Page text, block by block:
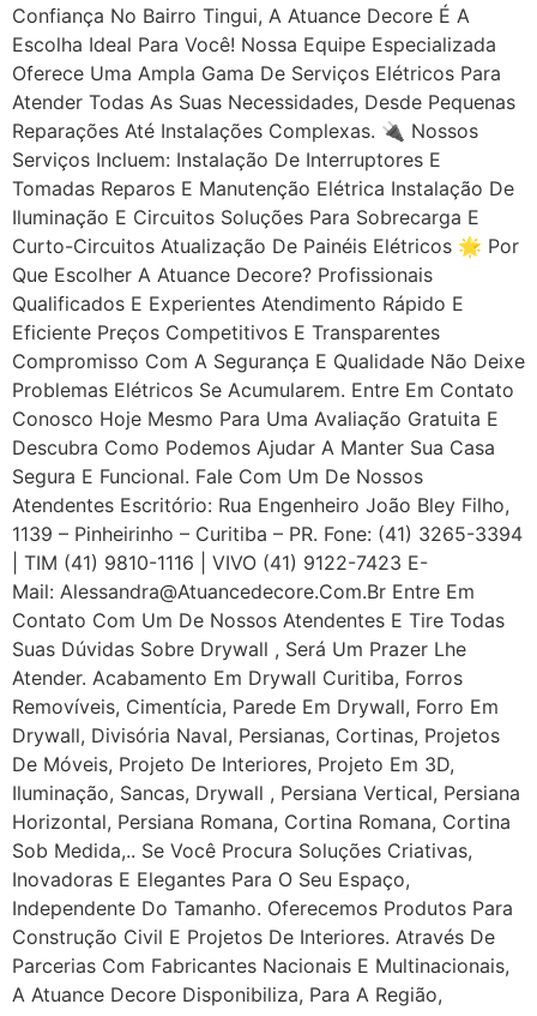
Confiança No Bairro Tingui, A Atuance Decore É A
Escolha Ideal Para Você! Nossa Equipe Especializada
Oferece Uma Ampla Gama De Serviços Elétricos Para
Atender Todas As Suas Necessidades, Desde Pequenas
Reparações Até Instalações Complexas. 🔌 Nossos
Serviços Incluem: Instalação De Interruptores E
Tomadas Reparos E Manutenção Elétrica Instalação De
Iluminação E Circuitos Soluções Para Sobrecarga E
Curto-Circuitos Atualização De Painéis Elétricos 🌟 Por
Que Escolher A Atuance Decore? Profissionais
Qualificados E Experientes Atendimento Rápido E
Eficiente Preços Competitivos E Transparentes
Compromisso Com A Segurança E Qualidade Não Deixe
Problemas Elétricos Se Acumularem. Entre Em Contato
Conosco Hoje Mesmo Para Uma Avaliação Gratuita E
Descubra Como Podemos Ajudar A Manter Sua Casa
Segura E Funcional. Fale Com Um De Nossos
Atendentes Escritório: Rua Engenheiro João Bley Filho,
1139 – Pinheirinho – Curitiba – PR. Fone: (41) 3265-3394
| TIM (41) 9810-1116 | VIVO (41) 9122-7423 E-
Mail: Alessandra@atuancedecore.com.br Entre Em
Contato Com Um De Nossos Atendentes E Tire Todas
Suas Dúvidas Sobre Drywall ‎, Será Um Prazer Lhe
Atender. Acabamento Em Drywall Curitiba, Forros
Removíveis, Cimentícia, Parede Em Drywall, Forro Em
Drywall, Divisória Naval, Persianas, Cortinas, Projetos
De Móveis, Projeto De Interiores, Projeto Em 3D,
Iluminação, Sancas, Drywall , Persiana Vertical, Persiana
Horizontal, Persiana Romana, Cortina Romana, Cortina
Sob Medida,.. Se Você Procura Soluções Criativas,
Inovadoras E Elegantes Para O Seu Espaço,
Independente Do Tamanho. Oferecemos Produtos Para
Construção Civil E Projetos De Interiores. Através De
Parcerias Com Fabricantes Nacionais E Multinacionais,
A Atuance Decore Disponibiliza, Para A Região,